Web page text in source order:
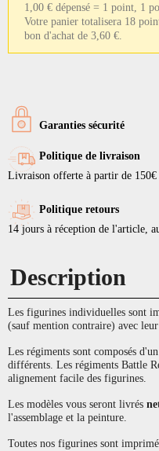
1,00 € dépensé = 1 point, 1
Votre panier totalisera 18
bon d'achat de 3,60 €.
Garanties sécurité
Politique de livraison
Livraison offerte à partir de 150€
Politique retours
14 jours à réception de l'article,
Description
Les figurines individuelles sont
(sauf mention contraire) avec leur
Les régiments sont composés
différents. Les régiments Battle
alignement facile des figurines.
Les modèles vous seront livrés
l'assemblage et la peinture.
Toutes nos figurines sont